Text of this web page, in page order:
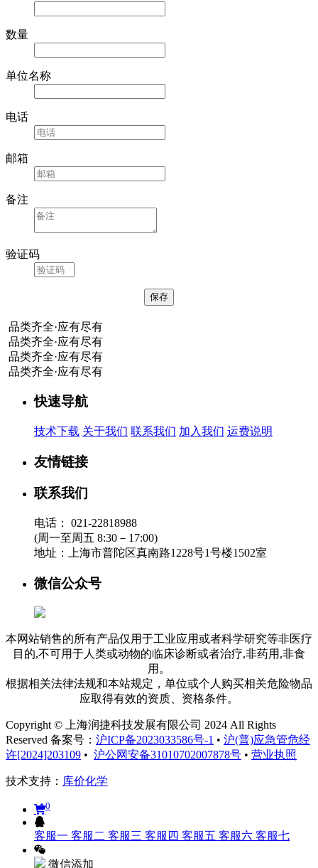
数量
单位名称
电话
邮箱
备注
验证码
品类齐全·应有尽有
品类齐全·应有尽有
品类齐全·应有尽有
品类齐全·应有尽有
快速导航
技术下载 关于我们 联系我们 加入我们 运费说明
友情链接
联系我们
电话：
021-22818988
(周一至周五 8:30－17:00)
地址：
上海市普陀区真南路1228号1号楼1502室
微信公众号
本网站销售的所有产品仅用于工业应用或者科学研究等非医疗
目的,不可用于人类或动物的临床诊断或者治疗,非药用,非食
用。
根据相关法律法规和本站规定，单位或个人购买相关危险物品
应取得有效的资质、资格条件。
Copyright © 上海润捷科技发展有限公司 2024 All Rights
Reserved 备案号： 沪ICP备2023033586号-1 • 沪(普)应急管危经
许[2024]203109 • 沪公网安备31010702007878号 • 营业执照
技术支持： 库价化学
0
客服一 客服二 客服三 客服四 客服五 客服六 客服七
微信添加